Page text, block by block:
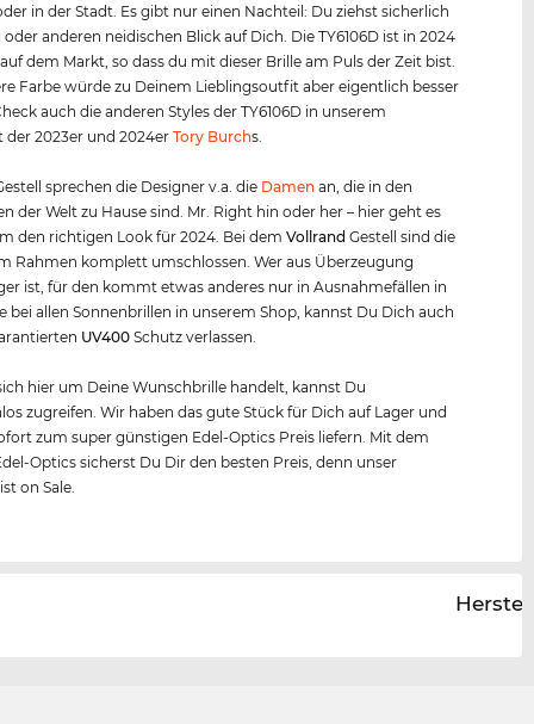
in der Stadt. Es gibt nur einen Nachteil: Du ziehst sicherlich
oder anderen neidischen Blick auf Dich. Die TY6106D ist in 2024
dem Markt, so dass du mit dieser Brille am Puls der Zeit bist.
Farbe würde zu Deinem Lieblingsoutfit aber eigentlich besser
auch die anderen Styles der TY6106D in unserem
der 2023er und 2024erTory Burchs.
sprechen die Designer v.a. die Damen an, die in den
der Welt zu Hause sind. Mr. Right hin oder her – hier geht es
den richtigen Look für 2024. Bei demVollrand Gestell sind die
Rahmen komplett umschlossen. Wer aus Überzeugung
ist, für den kommt etwas anderes nur in Ausnahmefällen in
bei allen Sonnenbrillen in unserem Shop, kannst Du Dich auch
UV400 Schutz verlassen.
hier um Deine Wunschbrille handelt, kannst Du
zugreifen. Wir haben das gute Stück für Dich auf Lager und
zum super günstigen Edel-Optics Preis liefern. Mit dem
Optics sicherst Du Dir den besten Preis, denn unser
on Sale.